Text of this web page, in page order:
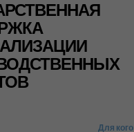
Для кого